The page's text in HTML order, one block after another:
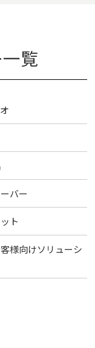
覧
バー
ト
様向けソリューシ